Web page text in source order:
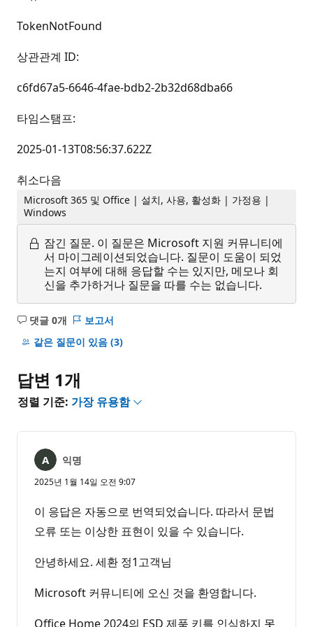
TokenNotFound
상관관계 ID:
c6fd67a5-6646-4fae-bdb2-2b32d68dba66
타임스탬프:
2025-01-13T08:56:37.622Z
취소다음
Microsoft 365 및 Office | 설치, 사용, 활성화 | 가정용 |
Windows
잠긴 질문. 이 질문은 Microsoft 지원 커뮤니티에
서 마이그레이션되었습니다. 질문이 도움이 되었
는지 여부에 대해 응답할 수는 있지만, 메모나 회
신을 추가하거나 질문을 따를 수는 없습니다.
댓글 0개
설
명
음
보고서
같은 질문이 있음 (3)
답변 1개
정렬 기준: 가장 유용함
익명
2025년 1월 14일 오전 9:07
이 응답은 자동으로 번역되었습니다. 따라서 문법
오류 또는 이상한 표현이 있을 수 있습니다.
안녕하세요. 세환 정1고객님
Microsoft 커뮤니티에 오신 것을 환영합니다.
Office Home 2024의 ESD 제품 키를 인식하지 못